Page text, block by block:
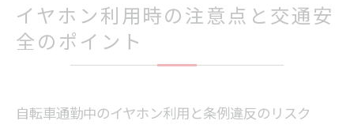
イヤホン利用時の注意点と交通安
全のポイント
自転車通勤中のイヤホン利用と条例違反のリスク